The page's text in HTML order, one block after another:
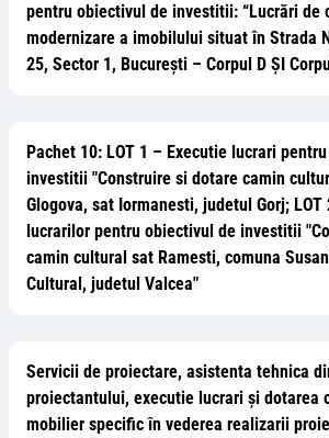
pentru obiectivul de investitii: “Lucrări de
modernizare a imobilului situat în Strada
25, Sector 1, București – Corpul D ȘI
Pachet 10: LOT 1 – Executie lucrari
investitii "Construire si dotare camin
Glogova, sat Iormanesti, judetul Gorj; LOT
lucrarilor pentru obiectivul de investitii
camin cultural sat Ramesti, comuna
Cultural, judetul Valcea"
Servicii de proiectare, asistenta tehnica
proiectantului, executie lucrari și dotarea
mobilier specific în vederea realizarii